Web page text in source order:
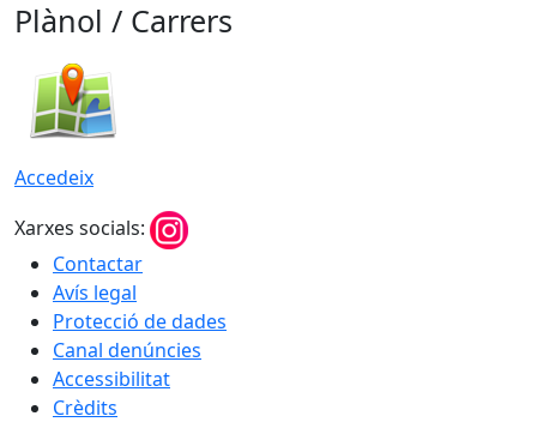
Plànol / Carrers
Accedeix
Xarxes socials:
Contactar
Avís legal
Protecció de dades
Canal denúncies
Accessibilitat
Crèdits